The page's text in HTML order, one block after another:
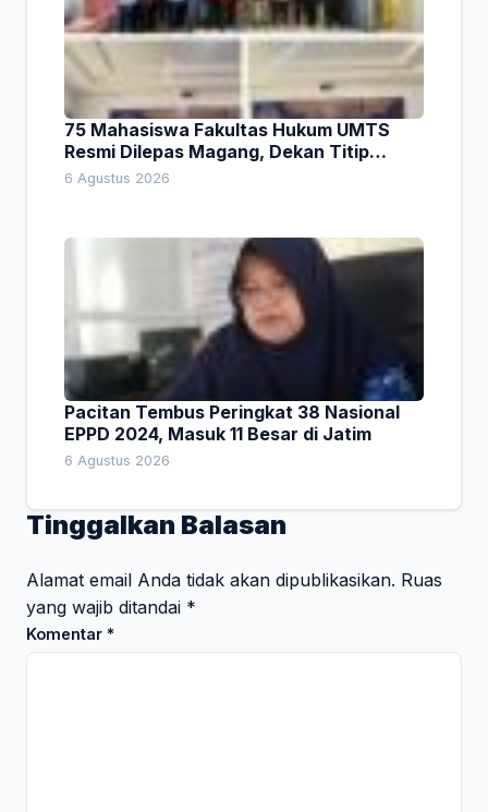
75 Mahasiswa Fakultas Hukum UMTS
Resmi Dilepas Magang, Dekan Titip
Empat Pesan Penting
6 Agustus 2026
Pacitan Tembus Peringkat 38 Nasional
EPPD 2024, Masuk 11 Besar di Jatim
6 Agustus 2026
Tinggalkan Balasan
Alamat email Anda tidak akan dipublikasikan. Ruas
yang wajib ditandai *
Komentar *